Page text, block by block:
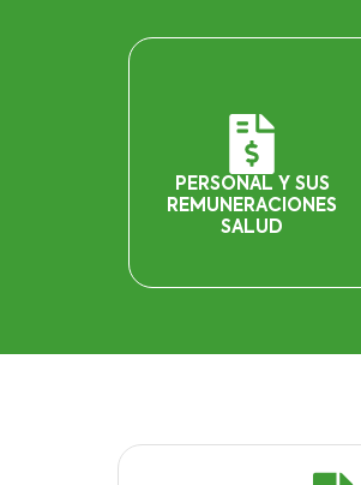
PERSONAL Y SUS
REMUNERACIONES
SALUD